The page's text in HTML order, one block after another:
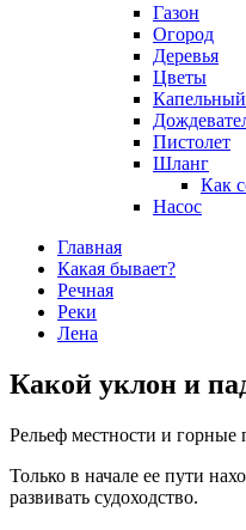
Газон
Огород
Деревья
Цветы
Капельный
Пистолет
Шланг
Как
Насос
Главная
Какая бывает?
Речная
Реки
Лена
Какой уклон и
Рельеф местности и горные
Только в начале ее пути
развивать судоходство.